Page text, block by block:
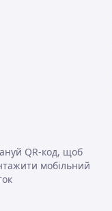
QR-код, щоб
мобільний